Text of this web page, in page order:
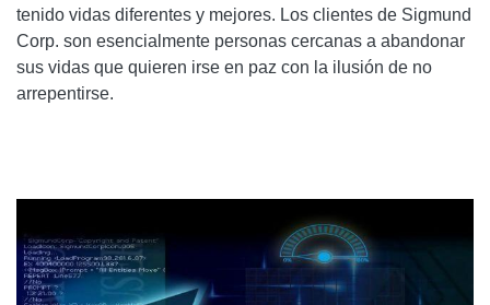
tenido vidas diferentes y mejores. Los clientes de Sigmund
Corp. son esencialmente personas cercanas a abandonar
sus vidas que quieren irse en paz con la ilusión de no
arrepentirse.